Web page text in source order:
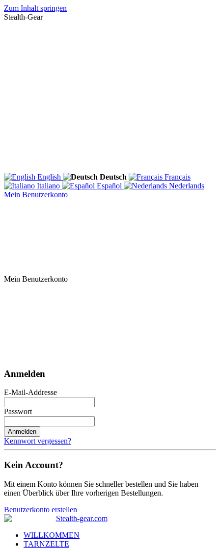
Zum Inhalt springen
Stealth-Gear
English Deutsch
Français
Italiano
Español
Nederlands
Mein Benutzerkonto
Mein Benutzerkonto
Anmelden
E-Mail-Addresse
Passwort
Anmelden
Kennwort vergessen?
Kein Account?
Mit einem Konto können Sie schneller bestellen und Sie haben
einen Überblick über Ihre vorherigen Bestellungen.
Benutzerkonto erstellen
WILLKOMMEN
TARNZELTE